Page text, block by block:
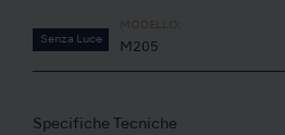
Senza Luce
M205
Specifiche Tecniche